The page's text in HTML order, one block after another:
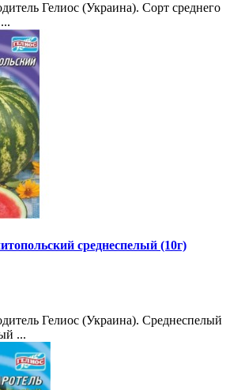
Гелиос (Украина). Сорт среднего
среднеспелый (10г)
Гелиос (Украина). Среднеспелый
...